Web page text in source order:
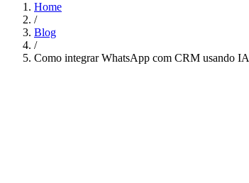
Home
/
Blog
/
Como integrar WhatsApp com CRM usando IA